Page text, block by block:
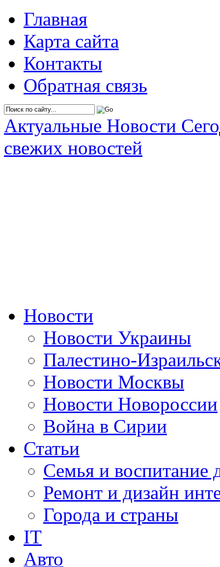
Главная
Карта сайта
Контакты
Обратная связь
Актуальные Новости
свежих новостей
Новости
Новости Украины
Палестино-
Новости Москвы
Новости Новороссии
Война в Сирии
Статьи
Семья и воспитание
Ремонт и дизайн
Города и страны
IT
Авто